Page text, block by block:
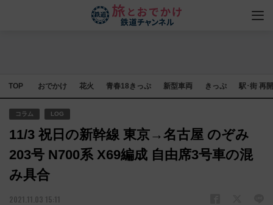
TOP おでかけ 花火 青春18きっぷ 新型車両 きっぷ 駅･街 再
コラム LOG
11/3 祝日の新幹線 東京→名古屋 のぞみ
203号 N700系 X69編成 自由席3号車の混
み具合
2021.11.03 15:11